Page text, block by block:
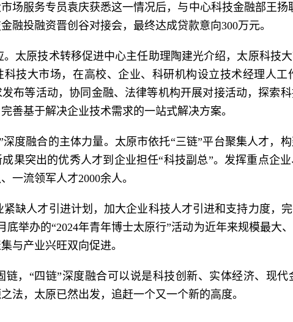
场服务专员袁庆获悉这一情况后，与中心科技金融部王
融投融资晋创谷对接会，最终达成贷款意向300万元。
太原技术转移促进中心主任助理陶建光介绍，太原科技
科技大市场，在高校、企业、科研机构设立技术经理人
布等活动，协同金融、法律等机构开展对接活动，探索
善基于解决企业技术需求的一站式解决方案。
深度融合的主体力量。太原市依托“三链”平台聚集人才，
果突出的优秀人才到企业担任“科技副总”。发挥重点企
一流领军人才2000余人。
缺人才引进计划，加大企业科技人才引进和支持力度，
底举办的“2024年青年博士太原行”活动为近年来规模最大
与产业兴旺双向促进。
链，“四链”深度融合可以说是科技创新、实体经济、现
法，太原已然出发，追赶一个又一个新的高度。